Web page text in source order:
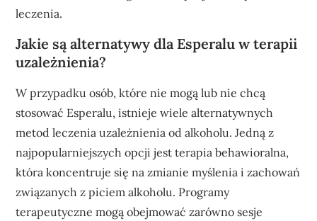
leczenia.
Jakie są alternatywy dla Esperalu w terapii
uzależnienia?
W przypadku osób, które nie mogą lub nie chcą
stosować Esperalu, istnieje wiele alternatywnych
metod leczenia uzależnienia od alkoholu. Jedną z
najpopularniejszych opcji jest terapia behawioralna,
która koncentruje się na zmianie myślenia i zachowań
związanych z piciem alkoholu. Programy
terapeutyczne mogą obejmować zarówno sesje